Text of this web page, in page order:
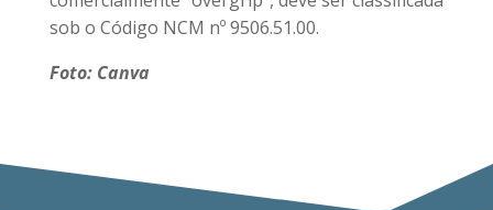
sob o Código NCM nº 9506.51.00.
Foto: Canva